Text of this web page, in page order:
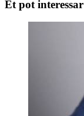
Et pot interessar